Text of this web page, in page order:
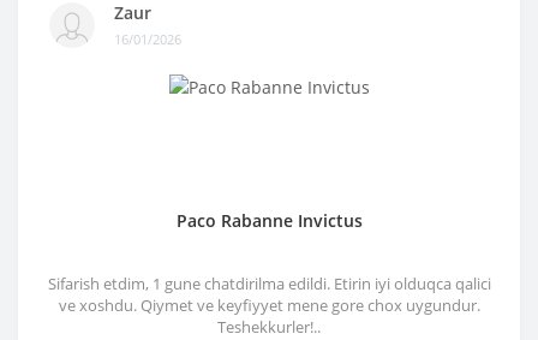
Zaur
16/01/2026
Paco Rabanne Invictus
Sifarish etdim, 1 gune chatdirilma edildi. Etirin iyi olduqca qalici
ve xoshdu. Qiymet ve keyfiyyet mene gore chox uygundur.
Teshekkurler!..